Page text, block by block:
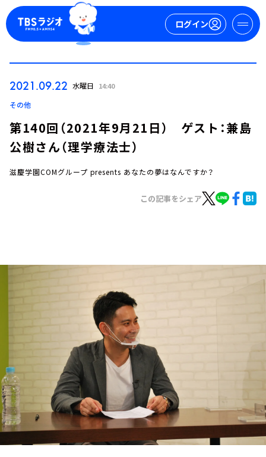
ログイン
お知らせ
イベント・グッズ
YouTube
2021.09.22 水曜日 14:40
その他
第140回（2021年9月21日） ゲスト：兼島
公樹さん（理学療法士）
滋慶学園COMグループ presents あなたの夢はなんですか？
この記事をシェア